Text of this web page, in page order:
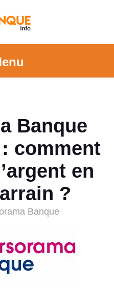
Banque
comment
en
?
Banque